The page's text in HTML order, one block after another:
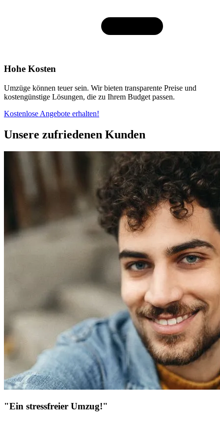
Hohe Kosten
Umzüge können teuer sein. Wir bieten transparente Preise und
kostengünstige Lösungen, die zu Ihrem Budget passen.
Kostenlose Angebote erhalten!
Unsere zufriedenen Kunden
"Ein stressfreier Umzug!"